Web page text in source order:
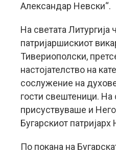
Александар Невски“.
На светата
патријаршискиот
Тивериополски,
настојателство на
сослужение на
гости свештеници. На
присуствуваше и
Бугарскиот
По покана на